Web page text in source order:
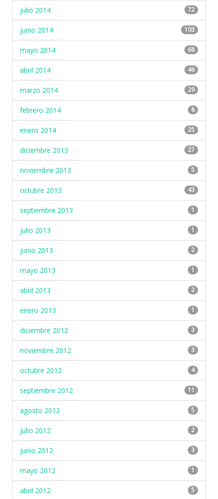
julio 2014 72
junio 2014 103
mayo 2014 68
abril 2014 46
marzo 2014 29
febrero 2014 8
enero 2014 25
diciembre 2013 27
noviembre 2013 5
octubre 2013 43
septiembre 2013 1
julio 2013 1
junio 2013 2
mayo 2013 1
abril 2013 2
enero 2013 1
diciembre 2012 3
noviembre 2012 3
octubre 2012 4
septiembre 2012 11
agosto 2012 5
julio 2012 2
junio 2012 3
mayo 2012 1
abril 2012 5